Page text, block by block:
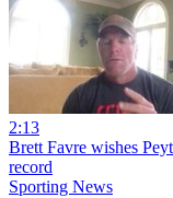
2:13
Brett Favre wishes
record
Sporting News